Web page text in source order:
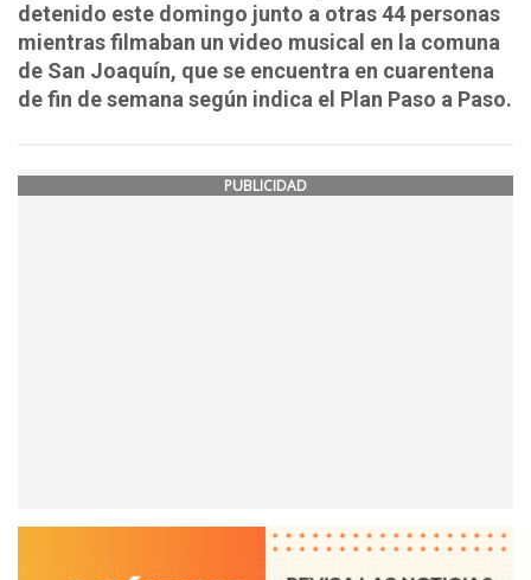
detenido este domingo junto a otras 44 personas
mientras filmaban un video musical en la comuna
de San Joaquín, que se encuentra en cuarentena
de fin de semana según indica el Plan Paso a Paso.
PUBLICIDAD